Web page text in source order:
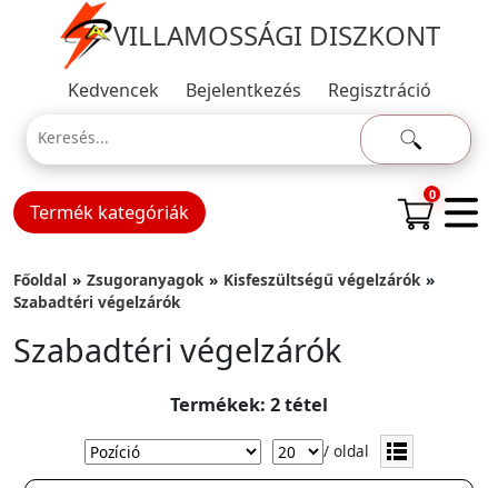
VILLAMOSSÁGI DISZKONT
Kedvencek Bejelentkezés Regisztráció
Termék kategóriák
0
Főoldal Zsugoranyagok
Kisfeszültségű végelzárók
Szabadtéri végelzárók
Szabadtéri végelzárók
Termékek: 2 tétel
/ oldal